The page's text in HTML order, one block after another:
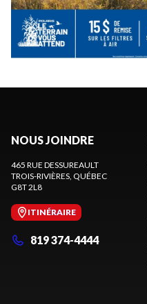
NOUS JOINDRE
465 RUE DESSUREAULT
TROIS-RIVIÈRES, QUÉBEC
G8T 2L8
ITINÉRAIRE
819 374-4444